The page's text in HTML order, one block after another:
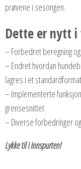
prøvene i sesongen.
Dette er nytt i
– Forbedret beregning
– Endret hvordan
lagres i et
– Implementerte
grensesnittet
– Diverse forbedringer
Lykke til i innspurten!